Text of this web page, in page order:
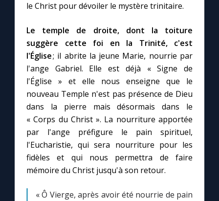
le Christ pour dévoiler le mystère trinitaire.
Le temple de droite, dont la toiture
suggère cette foi en la Trinité, c'est
l'Église; il abrite la jeune Marie, nourrie par
l'ange Gabriel. Elle est déjà « Signe de
l'Église » et elle nous enseigne que le
nouveau Temple n'est pas présence de Dieu
dans la pierre mais désormais dans le
« Corps du Christ ». La nourriture apportée
par l'ange préfigure le pain spirituel,
l'Eucharistie, qui sera nourriture pour les
fidèles et qui nous permettra de faire
mémoire du Christ jusqu'à son retour.
« Ô Vierge, après avoir été nourrie de pain